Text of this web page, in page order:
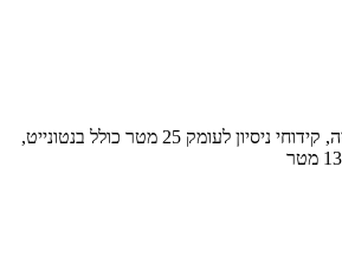
הנרייטה סולד 13-15 נהריה, קידוחי ניסיון לעומק 25 מטר כולל בנטונייט,